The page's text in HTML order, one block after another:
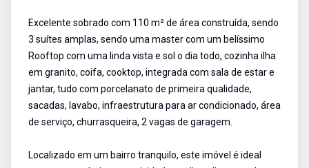
Excelente sobrado com 110 m² de área construída, sendo
3 suítes amplas, sendo uma master com um belíssimo
Rooftop com uma linda vista e sol o dia todo, cozinha ilha
em granito, coifa, cooktop, integrada com sala de estar e
jantar, tudo com porcelanato de primeira qualidade,
sacadas, lavabo, infraestrutura para ar condicionado, área
de serviço, churrasqueira, 2 vagas de garagem.
Localizado em um bairro tranquilo, este imóvel é ideal